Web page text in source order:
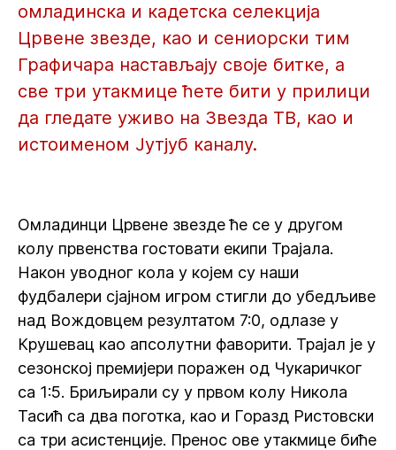
омладинска и кадетска селекција
Црвене звезде, као и сениорски тим
Графичара настављају своје битке, а
све три утакмице ћете бити у прилици
да гледате уживо на Звезда ТВ, као и
истоименом Јутјуб каналу.
Омладинци Црвене звезде ће се у другом
колу првенства гостовати екипи Трајала.
Након уводног кола у којем су наши
фудбалери сјајном игром стигли до убедљиве
над Вождовцем резултатом 7:0, одлазе у
Крушевац као апсолутни фаворити. Трајал је у
сезонској премијери поражен од Чукаричког
са 1:5. Бриљирали су у првом колу Никола
Тасић са два поготка, као и Горазд Ристовски
са три асистенције. Пренос ове утакмице биће